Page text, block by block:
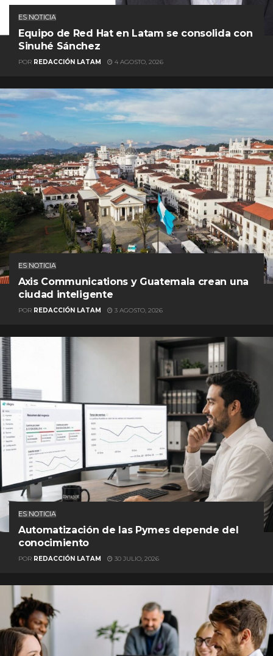
ES NOTICIA
Equipo de Red Hat en Latam se consolida con
Sinuhé Sánchez
POR REDACCIÓN LATAM 4 AGOSTO, 2026
ES NOTICIA
Axis Communications y Guatemala crean una
ciudad inteligente
POR REDACCIÓN LATAM 3 AGOSTO, 2026
ES NOTICIA
Automatización de las Pymes depende del
conocimiento
POR REDACCIÓN LATAM 30 JULIO, 2026